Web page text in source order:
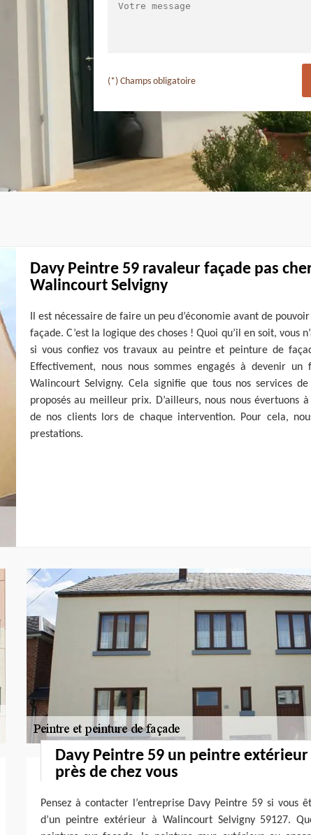
(*) Champs obligatoire
Davy Peintre 59 ravaleur façade pas
Walincourt Selvigny
Il est nécessaire de faire un peu d’économie avant de
façade. C’est la logique des choses ! Quoi qu’il en soit, vous
si vous confiez vos travaux au peintre et peinture de
Effectivement, nous nous sommes engagés à devenir un
Walincourt Selvigny. Cela signifie que tous nos services
proposés au meilleur prix. D’ailleurs, nous nous évertuons
de nos clients lors de chaque intervention. Pour cela,
prestations.
Davy Peintre 59 un peintre extérieur
près de chez vous
Pensez à contacter l’entreprise Davy Peintre 59 si vous
d’un peintre extérieur à Walincourt Selvigny 59127.